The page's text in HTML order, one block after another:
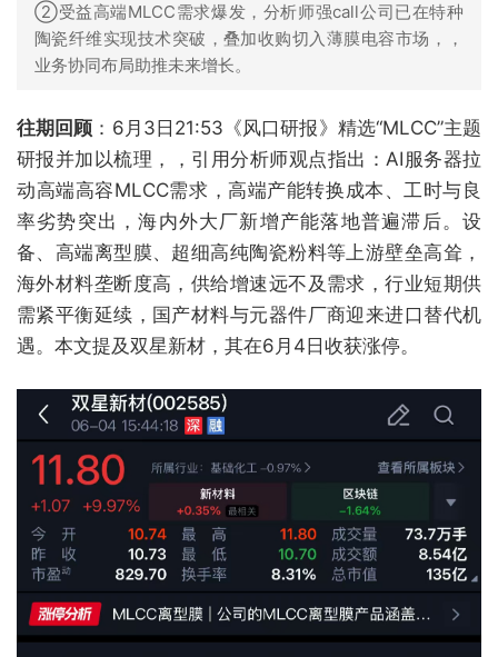
②受益高端MLCC需求爆发，分析师强call公司已在特种
陶瓷纤维实现技术突破，叠加收购切入薄膜电容市场，，
业务协同布局助推未来增长。
往期回顾 ：6月3日21:53《风口研报》精选“MLCC”主题
研报并加以梳理，，引用分析师观点指出：AI服务器拉
动高端高容MLCC需求，高端产能转换成本、工时与良
率劣势突出，海内外大厂新增产能落地普遍滞后。设
备、高端离型膜、超细高纯陶瓷粉料等上游壁垒高耸，
海外材料垄断度高，供给增速远不及需求，行业短期供
需紧平衡延续，国产材料与元器件厂商迎来进口替代机
遇。本文提及双星新材，其在6月4日收获涨停。